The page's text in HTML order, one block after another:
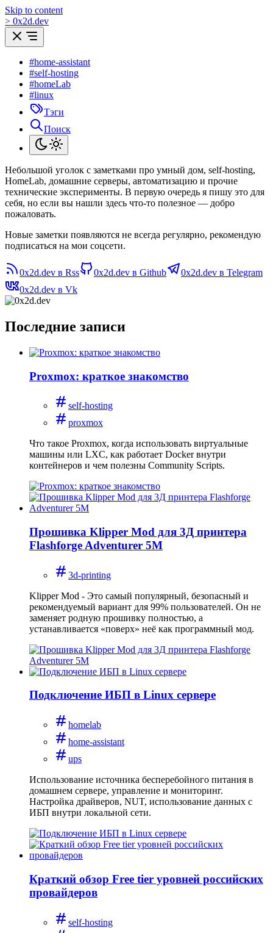
Skip to content
> 0x2d.dev
#home-assistant
#self-hosting
#homeLab
#linux
Тэги
Поиск
Небольшой уголок с заметками про умный дом, self-hosting,
HomeLab, домашние серверы, автоматизацию и прочие
технические эксперименты. В первую очередь я пишу это для
себя, но если вы нашли здесь что-то полезное — добро
пожаловать.
Новые заметки появляются не всегда регулярно, рекомендую
подписаться на мои соцсети.
0x2d.dev в Rss 0x2d.dev в Github
0x2d.dev в Telegram
0x2d.dev в Vk
Последние записи
Proxmox: краткое знакомство
self-hosting
proxmox
Что такое Proxmox, когда использовать виртуальные
машины или LXC, как работает Docker внутри
контейнеров и чем полезны Community Scripts.
Прошивка Klipper Mod для 3Д принтера
Flashforge Adventurer 5M
3d-printing
Klipper Mod - Это самый популярный, безопасный и
рекомендуемый вариант для 99% пользователей. Он не
заменяет родную прошивку полностью, а
устанавливается «поверх» неё как программный мод.
Подключение ИБП в Linux сервере
homelab
home-assistant
ups
Использование источника бесперебойного питания в
домашнем сервере, управление и мониторинг.
Настройка драйверов, NUT, использование данных с
ИБП внутри локальной сети.
Краткий обзор Free tier уровней российских
провайдеров
self-hosting